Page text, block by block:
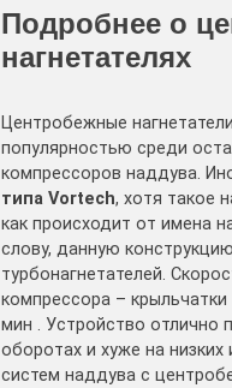
Подробнее о
нагнетателях
Центробежные
популярностью среди
компрессоров наддува.
типа Vortech, хотя такое
как происходит от имена
слову, данную
турбонагнетателей.
компрессора –
мин . Устройство отлично
оборотах и хуже на
систем наддува с